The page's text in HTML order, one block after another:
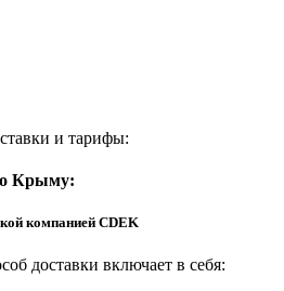
и тарифы:
Крыму:
компанией CDEK
доставки включает в себя: